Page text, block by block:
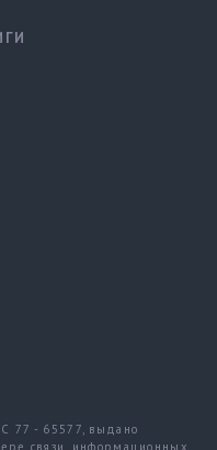
77 - 65577, выдано
связи, информационных